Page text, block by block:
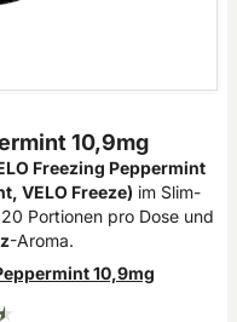
10,9mg
Freezing Peppermint
VELO Freeze) im Slim-
Portionen pro Dose und
-Aroma.
10,9mg